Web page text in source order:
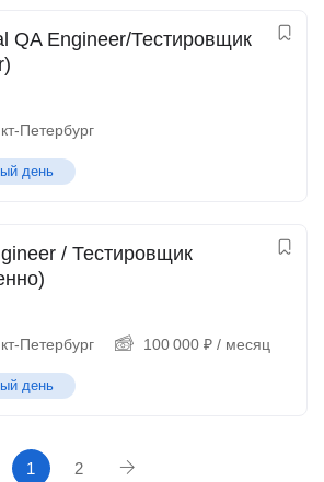
QA Engineer/Тестировщик
Петербург
день
/ Тестировщик
Петербург 100 000 ₽ / месяц
день
1 2